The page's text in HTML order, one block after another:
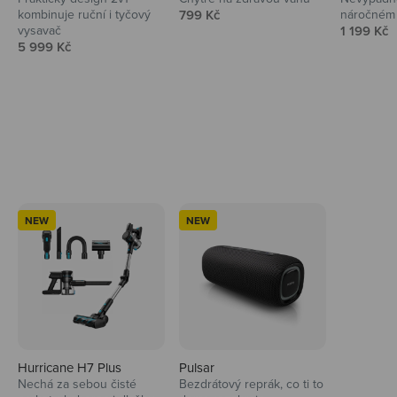
kombinuje ruční i tyčový
vysavač
Prodejní cena
5 999 Kč
Prodejní cena
799 Kč
Prodejní
1 199 Kč
NEW
Hurricane H7 Plus
Nechá za sebou čisté
NEW
Pulsar
Bezdrátový reprák, co ti to